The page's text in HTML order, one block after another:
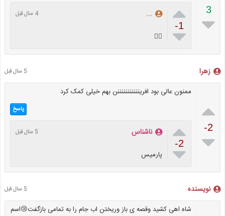
3


-1

... 4 سال قبل
👍🏻
زهرا 5 سال قبل

-2

ممنون عالی بود افرینننننننننننن بهم خیلی کمک کرد
پاسخ

-2

ناشناس 5 سال قبل
پارمیس
نویسنده 5 سال قبل
شاه اهی کشید وقصه ی باز وریختن اب جام را به تمامی بازگفت😢اسم